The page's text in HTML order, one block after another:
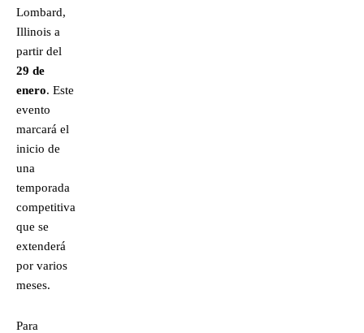
Lombard,
Illinois a
partir del
29 de
enero. Este
evento
marcará el
inicio de
una
temporada
competitiva
que se
extenderá
por varios
meses.
Para